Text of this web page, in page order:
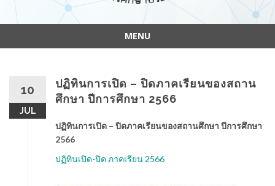
MENU
10
JUL
ปฏิทินการเปิด – ปิดภาคเรียนของสถาน
ศึกษา ปีการศึกษา 2566
ปฏิทินการเปิด – ปิดภาคเรียนของสถานศึกษา ปีการศึกษา
2566
ปฏิทินเปิด-ปิด ภาคเรียน 2566